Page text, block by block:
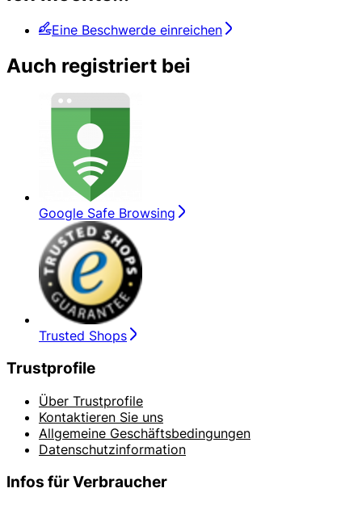
Eine Beschwerde einreichen
Auch registriert bei
Google Safe Browsing
Trusted Shops
Trustprofile
Über Trustprofile
Kontaktieren Sie uns
Allgemeine Geschäftsbedingungen
Datenschutzinformation
Infos für Verbraucher